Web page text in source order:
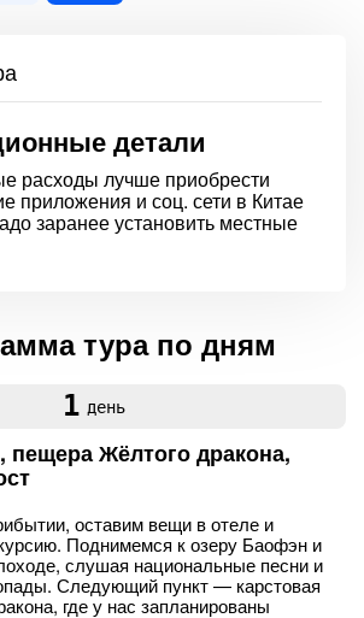
детали
расходы лучше приобрести
приложения и соц. сети в Китае
заранее установить местные
тура по дням
1 день
Жёлтого дракона,
оставим вещи в отеле и
Поднимемся к озеру Баофэн и
слушая национальные песни и
Следующий пункт — карстовая
где у нас запланированы